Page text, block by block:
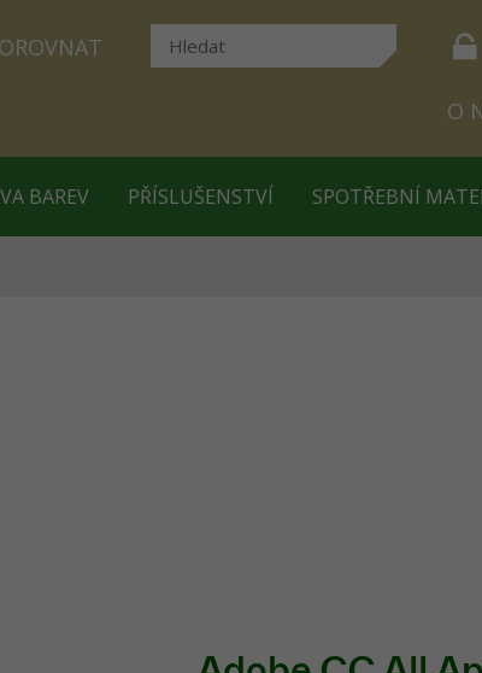
O
BAREV PŘÍSLUŠENSTVÍ SPOTŘEBNÍ